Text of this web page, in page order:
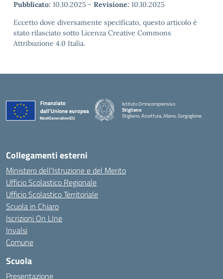
Pubblicato: 10.10.2025 - Revisione: 10.10.2025
Eccetto dove diversamente specificato, questo articolo è
stato rilasciato sotto Licenza Creative Commons
Attribuzione 4.0 Italia.
Istituto Omnicomprensivo
Stigliano
Stigliano, Accettura, Aliano, Gorgoglione
Collegamenti esterni
Ministero dell'Istruzione e del Merito
Ufficio Scolastico Regionale
Ufficio Scolastico Territoriale
Scuola in Chiaro
Iscrizioni On LIne
Invalsi
Comune
Scuola
Presentazione